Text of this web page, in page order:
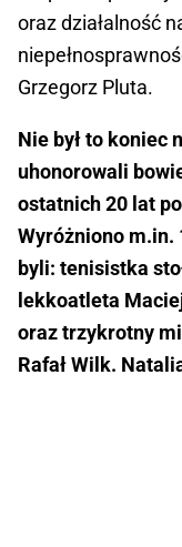
oraz działalność
Grzegorz Pluta.
Nie był to koniec
uhonorowali
ostatnich 20 lat
Wyróżniono m.in.
byli: tenisistka
lekkoatleta
oraz trzykrotny
Rafał Wilk.